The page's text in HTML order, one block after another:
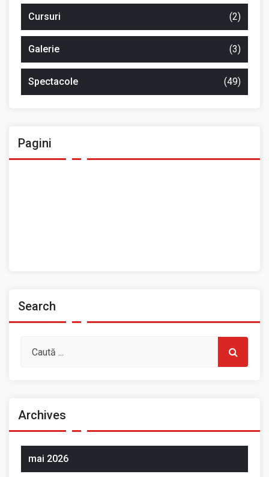
Cursuri (2)
Galerie (3)
Spectacole (49)
Pagini
Search
Archives
mai 2026